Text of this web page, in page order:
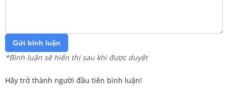
Gửi bình luận
*Bình luận sẽ hiển thị sau khi được duyệt
Hãy trở thành người đầu tiên bình luận!